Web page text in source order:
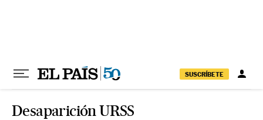
SUSCRÍBETE
Desaparición URSS